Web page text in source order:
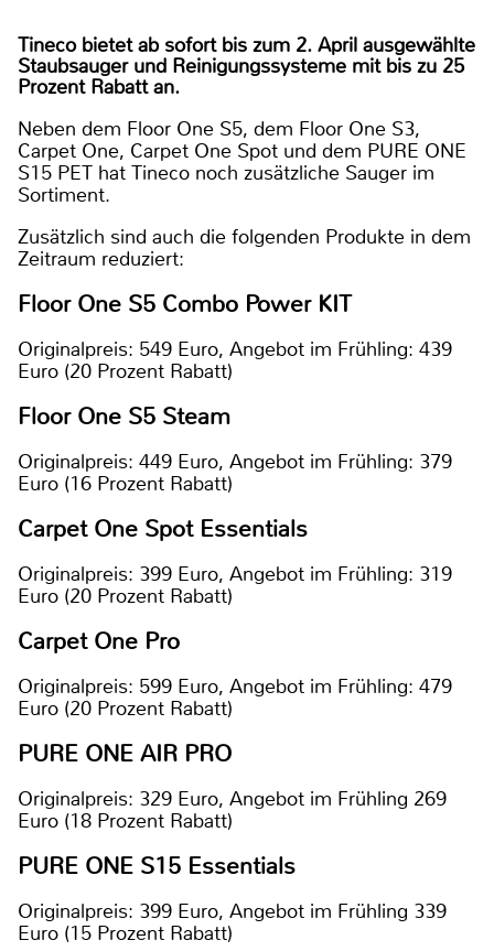
Tineco bietet ab sofort bis zum 2. April ausgewählte
Staubsauger und Reinigungssysteme mit bis zu 25
Prozent Rabatt an.
Neben dem Floor One S5, dem Floor One S3,
Carpet One, Carpet One Spot und dem PURE ONE
S15 PET hat Tineco noch zusätzliche Sauger im
Sortiment.
Zusätzlich sind auch die folgenden Produkte in dem
Zeitraum reduziert:
Floor One S5 Combo Power KIT
Originalpreis: 549 Euro, Angebot im Frühling: 439
Euro (20 Prozent Rabatt)
Floor One S5 Steam
Originalpreis: 449 Euro, Angebot im Frühling: 379
Euro (16 Prozent Rabatt)
Carpet One Spot Essentials
Originalpreis: 399 Euro, Angebot im Frühling: 319
Euro (20 Prozent Rabatt)
Carpet One Pro
Originalpreis: 599 Euro, Angebot im Frühling: 479
Euro (20 Prozent Rabatt)
PURE ONE AIR PRO
Originalpreis: 329 Euro, Angebot im Frühling 269
Euro (18 Prozent Rabatt)
PURE ONE S15 Essentials
Originalpreis: 399 Euro, Angebot im Frühling 339
Euro (15 Prozent Rabatt)